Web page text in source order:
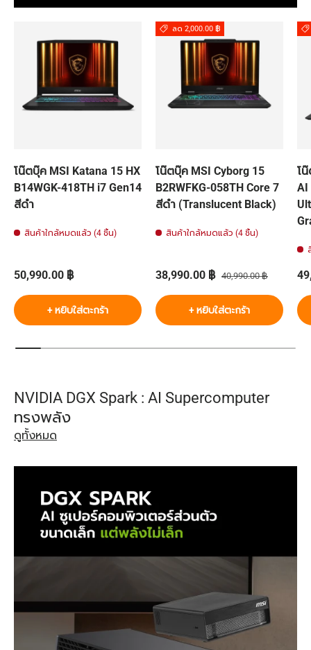
โน๊ตบุ๊ค MSI Katana 15 HX
B14WGK-418TH i7 Gen14
สีดำ
สินค้าใกล้หมดแล้ว (4 ชิ้น)
ราคาปกติ
50,990.00 ฿
+ หยิบใส่ตะกร้า
ลด 2,000.00 ฿
โน๊ตบุ๊ค MSI Cyborg 15
B2RWFKG-058TH Core 7
สีดำ (Translucent Black)
สินค้าใกล้หมดแล้ว (4 ชิ้น)
ราคาส่วนลด
38,990.00 ฿ ราคาปกติ
40,990.00 ฿
+ หยิบใส่ตะกร้า
โ
AI
ร
NVIDIA DGX Spark : AI Supercomputer
ทรงพลัง
ดูทั้งหมด